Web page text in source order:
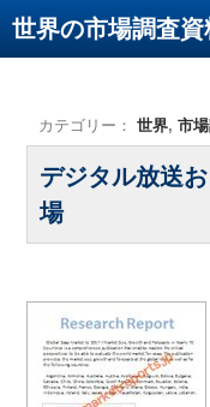
世界の市場調査資
カテゴリー： 世界, 市
デジタル放送
場